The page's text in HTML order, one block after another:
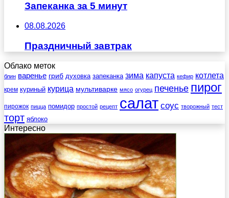
Запеканка за 5 минут
08.08.2026
Праздничный завтрак
Облако меток
блин варенье гриб духовка запеканка зима капуста кефир котлета
крем куриный курица мультиварке мясо огурец печенье пирог
пирожок пицца помидор простой рецепт салат соус творожный тест
торт яблоко
Интересно